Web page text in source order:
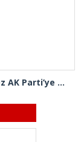
Çekmeköy Belediye Başkanı Orhan Çerkez AK Parti’ye katıldı